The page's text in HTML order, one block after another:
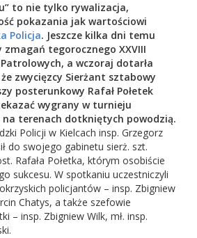
to nie tylko rywalizacja,
pokazania jak wartościowi
Policja. Jeszcze kilka dni temu
tegorocznego XXVIII
a wczoraj dotarła
zwycięzcy Sierżant sztabowy
posterunkowy Rafał Połetek
wygrany w turnieju
na terenach dotkniętych powodzią.
Policji w Kielcach insp. Grzegorz
do swojego gabinetu sierż. szt.
Rafała Połetka, którym osobiście
sukcesu. W spotkaniu uczestniczyli
policjantów – insp. Zbigniew
Chatys, a także szefowie
– insp. Zbigniew Wilk, mł. insp.